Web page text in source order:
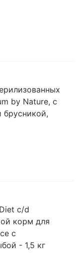
by Nature, с
c/d
корм для
с
- 1,5 кг